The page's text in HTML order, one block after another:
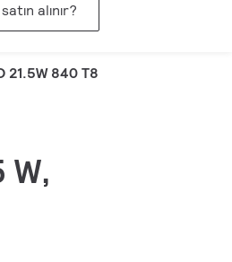
alınır?
21.5W 840 T8
W,